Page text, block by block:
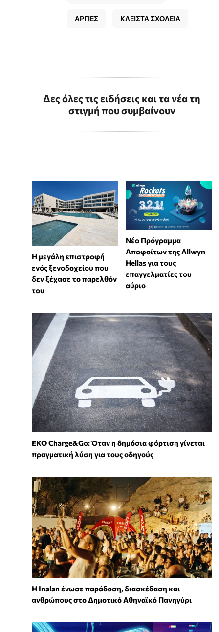
ΑΡΓΙΕΣ ΚΛΕΙΣΤΑ ΣΧΟΛΕΙΑ
Δες όλες τις ειδήσεις και τα νέα τη
στιγμή που συμβαίνουν
Η μεγάλη επιστροφή
ενός ξενοδοχείου που
δεν ξέχασε το παρελθόν
του
Νέο Πρόγραμμα
Αποφοίτων της Allwyn
Hellas για τους
επαγγελματίες του
αύριο
EKO Charge&Go: Όταν η δημόσια φόρτιση γίνεται
πραγματική λύση για τους οδηγούς
Η Inalan ένωσε παράδοση, διασκέδαση και
ανθρώπους στο Δημοτικό Αθηναϊκό Πανηγύρι